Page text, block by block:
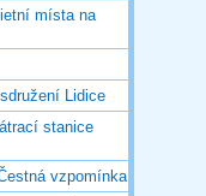
místa na
Lidice
stanice
vzpomínka